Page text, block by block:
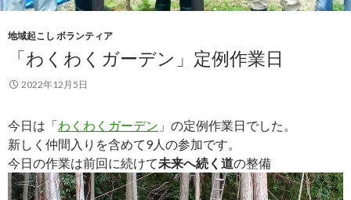
地域起こし ボランティア
「わくわくガーデン」定例作業日
2022年12月5日
今日は「わくわくガーデン 」の定例作業日でした。
新しく仲間入りを含めて9人の参加です。
今日の作業は前回に続けて未来へ続く道の整備